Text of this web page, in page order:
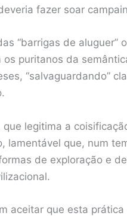
fazer soar
“barrigas de aluguer”
puritanos da
“salvaguardando”
que legitima a
lamentável que, num
de exploração e
aceitar que esta